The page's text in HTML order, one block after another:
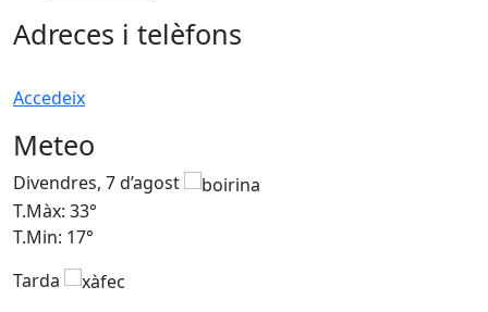
Adreces i telèfons
Accedeix
Meteo
Divendres, 7 d’agost
T.Màx: 33°
T.Min: 17°
Tarda